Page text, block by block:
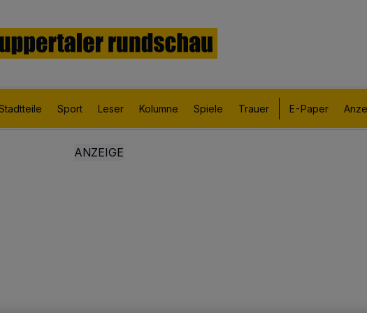
Sport Leser Kolumne Spiele Trauer E-Paper